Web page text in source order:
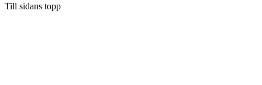
Till sidans topp